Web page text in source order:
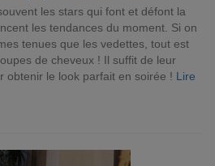
les stars qui font et défont la
les tendances du moment. Si on
tenues que les vedettes, tout est
de cheveux ! Il suffit de leur
obtenir le look parfait en soirée ! Lire